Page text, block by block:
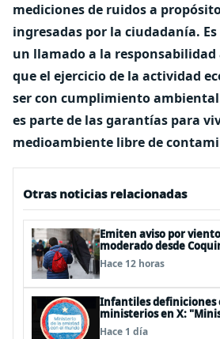
mediciones de ruidos a
ingresadas por la ciudadanía.
un llamado a la
que el ejercicio de la actividad
ser con cumplimiento
es parte de las garantías para
medioambiente libre de
Otras noticias relacionadas
Emiten aviso por
moderado desde
Hace 12 horas
Infantiles definiciones
ministerios en X:
Plata", "Ministerio de
Hace 1 día